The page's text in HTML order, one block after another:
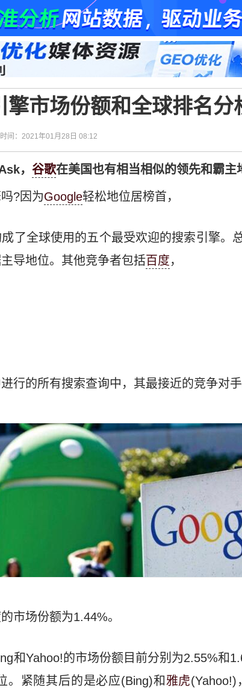
擎市场份额和全球排名分
| 时间：2021年01月28日 08:12
， 谷歌在美国也有相当相似的领先和霸主
?因为Google轻松地位居榜首，
了全球使用的五个最受欢迎的搜索引擎。
导地位。其他竞争者包括百度，
行的所有搜索查询中，其最接近的竞争对手
市场份额为1.44%。
和Yahoo!的市场份额目前分别为2.55%和
。紧随其后的是必应(Bing)和雅虎(Yahoo!)